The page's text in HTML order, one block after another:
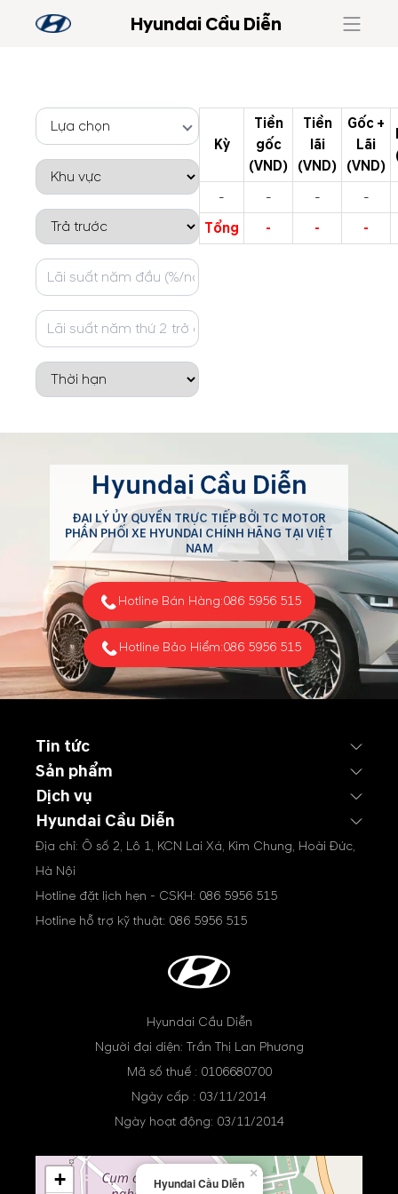
Hyundai Cầu Diễn
Lựa chọn
Kỳ
Tiền
gốc
(VND)
Tiền
lãi
(VND)
Gốc +
Lãi
(VND)
- - -
-
Tổng
- - -
Hyundai Cầu Diễn
ĐẠI LÝ ỦY QUYỀN TRỰC TIẾP BỞI TC MOTOR
PHÂN PHỐI XE HYUNDAI CHÍNH HÃNG TẠI VIỆT
NAM
Hotline Bán Hàng:086 5956 515
Hotline Bảo Hiểm:086 5956 515
Tin tức
Sản phẩm
Dịch vụ
Hyundai Cầu Diễn
Địa chỉ: Ô số 2, Lô 1, KCN Lai Xá, Kim Chung, Hoài Đức,
Hà Nội
Hotline đặt lịch hẹn - CSKH: 086 5956 515
Hotline hỗ trợ kỹ thuật: 086 5956 515
Hyundai Cầu Diễn
Người đại diện: Trần Thị Lan Phương
Mã số thuế : 0106680700
Ngày cấp : 03/11/2014
Ngày hoạt động: 03/11/2014
Hyundai Cầu Diễn
×
+